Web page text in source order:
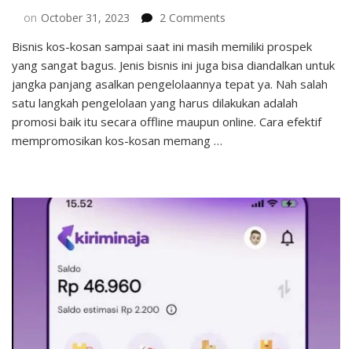
on October 31, 2023 2 Comments
Efektif
Mempromosikan
Kos-
kosan
agar
Bisnis kos-kosan sampai saat ini masih memiliki prospek
yang sangat bagus. Jenis bisnis ini juga bisa diandalkan untuk
jangka panjang asalkan pengelolaannya tepat ya. Nah salah
satu langkah pengelolaan yang harus dilakukan adalah
promosi baik itu secara offline maupun online. Cara efektif
mempromosikan kos-kosan memang …